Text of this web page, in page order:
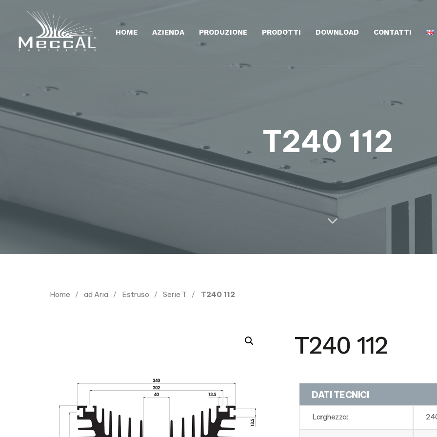
HOME AZIENDA PRODUZIONE PRODOTTI DOWNLOAD CONTATTI
T240 112
Home ad Aria Estruso Serie T T240 112
T240 112
DATI TECNICI
Larghezza: